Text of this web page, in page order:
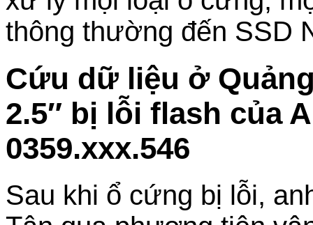
thông thường đến SSD
Cứu dữ liệu ở
2.5″ bị lỗi flash của
0359.xxx.546
Sau khi ổ cứng bị lỗi,